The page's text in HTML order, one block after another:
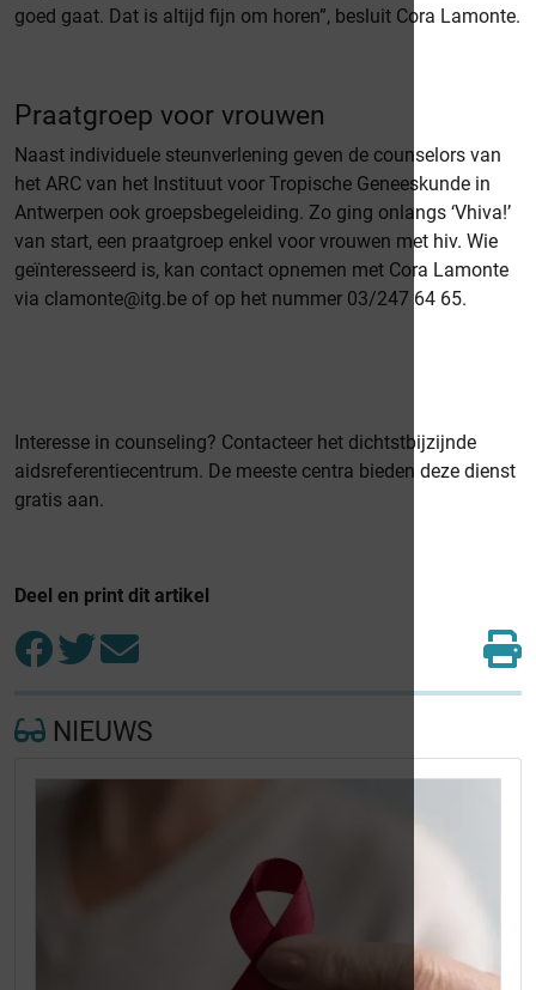
goed gaat. Dat is altijd fijn om horen”, besluit Cora Lamonte.
Praatgroep voor vrouwen
Naast individuele steunverlening geven de counselors van
het ARC van het Instituut voor Tropische Geneeskunde in
Antwerpen ook groepsbegeleiding. Zo ging onlangs ‘Vhiva!’
van start, een praatgroep enkel voor vrouwen met hiv. Wie
geïnteresseerd is, kan contact opnemen met Cora Lamonte
via clamonte@itg.be of op het nummer 03/247 64 65.
Interesse in counseling? Contacteer het dichtstbijzijnde
aidsreferentiecentrum. De meeste centra bieden deze dienst
gratis aan.
Deel en print dit artikel
NIEUWS